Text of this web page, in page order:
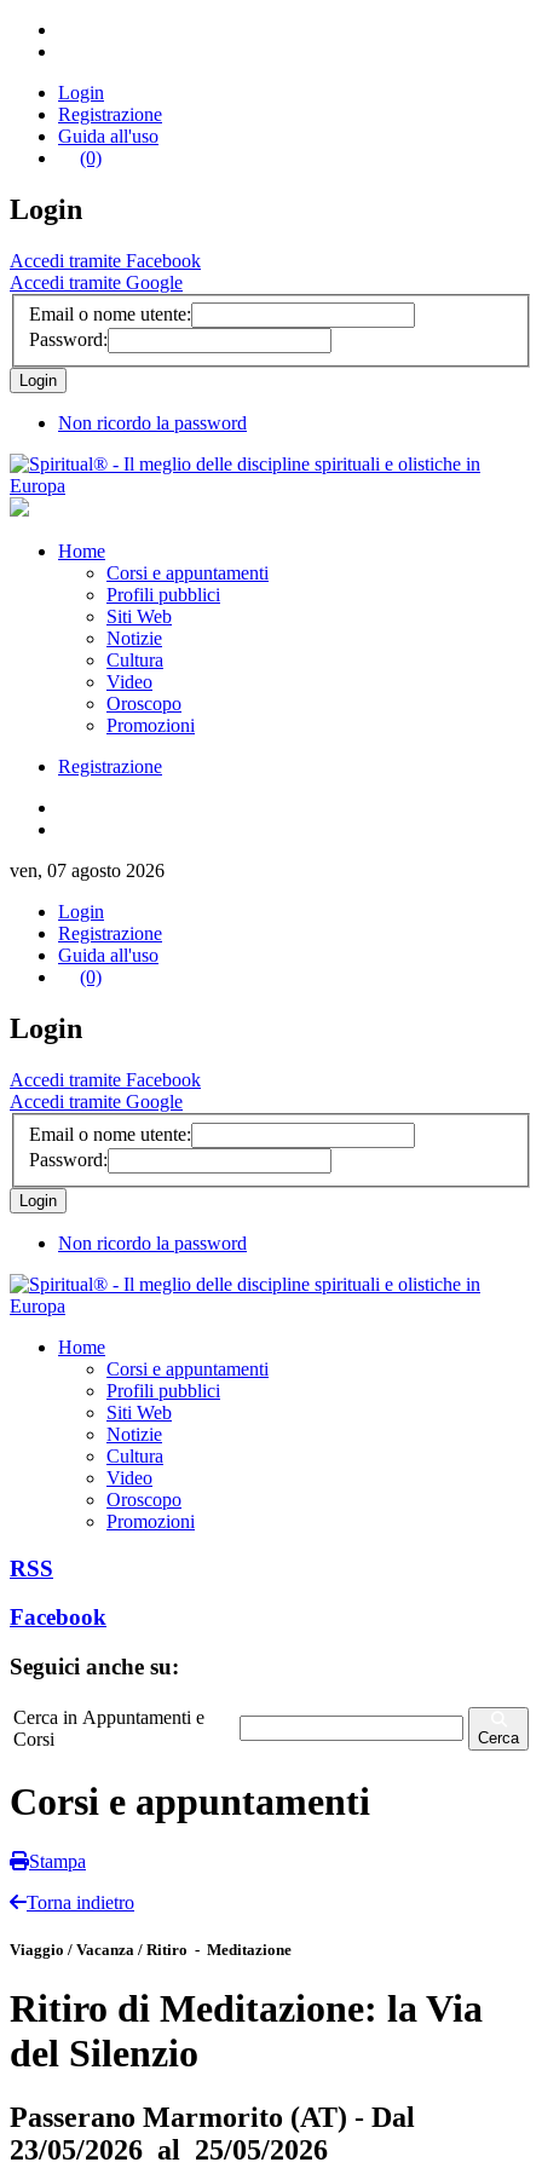
Login
Registrazione
Guida all'uso
(0)
Login
Accedi tramite Facebook
Accedi tramite Google
Email o nome utente:
Password:
Non ricordo la password
Home
Corsi e appuntamenti
Profili pubblici
Siti Web
Notizie
Cultura
Video
Oroscopo
Promozioni
Registrazione
ven, 07 agosto 2026
Login
Registrazione
Guida all'uso
(0)
Login
Accedi tramite Facebook
Accedi tramite Google
Email o nome utente:
Password:
Non ricordo la password
Home
Corsi e appuntamenti
Profili pubblici
Siti Web
Notizie
Cultura
Video
Oroscopo
Promozioni
RSS
Facebook
Seguici anche su:
Cerca in Appuntamenti e
Corsi
Cerca
Corsi e appuntamenti
Stampa
Torna indietro
Viaggio / Vacanza / Ritiro - Meditazione
Ritiro di Meditazione: la Via
del Silenzio
Passerano Marmorito (AT) - Dal
23/05/2026 al 25/05/2026